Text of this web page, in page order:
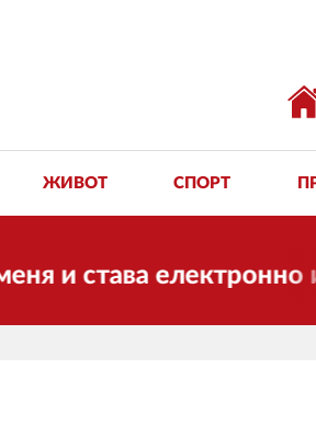
ЖИВОТ СПОРТ
електронно